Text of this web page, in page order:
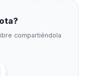
compartiéndola